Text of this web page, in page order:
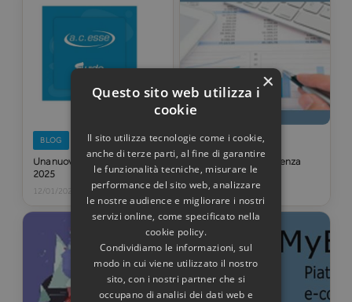
BLOG
Una nuova partnership per
2025
12/01/2025
BLOG
Nuovi servizi di consulenza
contabile e fiscale
14/03/2023
×
Questo sito web utilizza i
cookie
Il sito utilizza tecnologie come i cookie,
anche di terze parti, al fine di garantire
le funzionalità tecniche, misurare le
performance del sito web, analizzare
le nostre audience e migliorare i nostri
servizi online, come specificato nella
cookie policy.
Condividiamo le informazioni, sul
modo in cui viene utilizzato il nostro
sito, con i nostri partner che si
occupano di analisi dei dati web e